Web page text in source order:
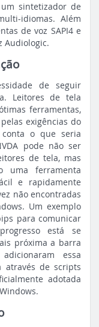
sintetizador de
idiomas. Além
de voz SAPI4 e
Audiologic.
de seguir
Leitores de tela
ferramentas,
exigências do
o que seria
pode não ser
de tela, mas
uma ferramenta
e rapidamente
não encontradas
Um exemplo
para comunicar
está se
próxima a barra
essa
de scripts
adotada